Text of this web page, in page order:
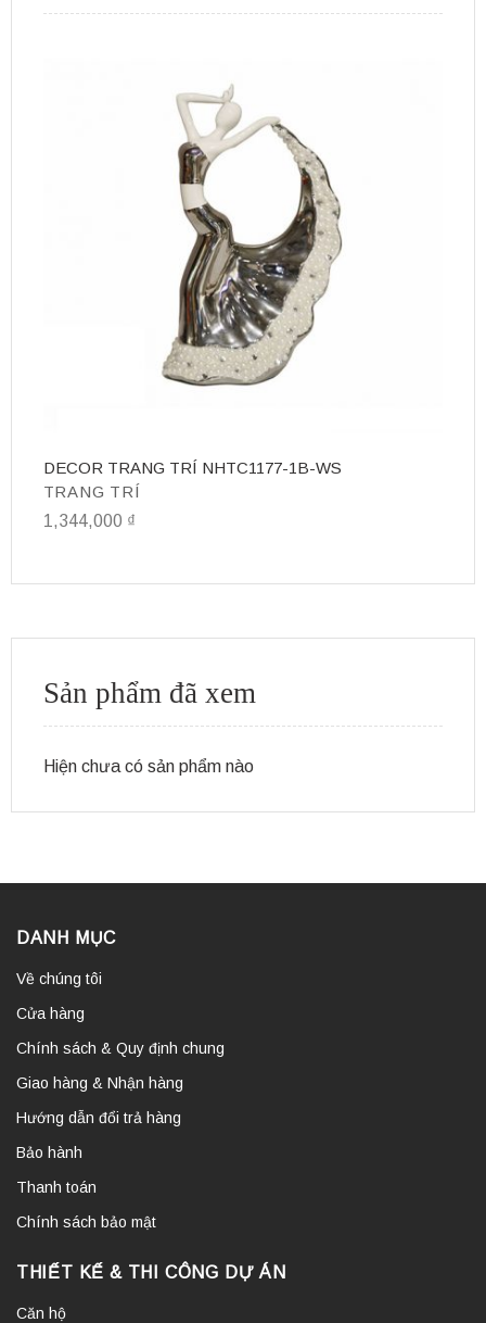
TRANG TRÍ
DECOR TRANG TRÍ NHTC1177-1B-WS
1,344,000 ₫
Sản phẩm đã xem
Hiện chưa có sản phẩm nào
DANH MỤC
Về chúng tôi
Cửa hàng
Chính sách & Quy định chung
Giao hàng & Nhận hàng
Hướng dẫn đổi trả hàng
Bảo hành
Thanh toán
Chính sách bảo mật
THIẾT KẾ & THI CÔNG DỰ ÁN
Căn hộ